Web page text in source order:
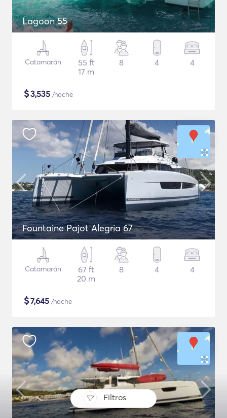
Filtros
Lagoon 55
Catamarán
55 ft
17 m
8 4 4
$3,535 /noche
Fountaine Pajot Alegria 67
Catamarán
67 ft
20 m
8 4 4
$7,645 /noche